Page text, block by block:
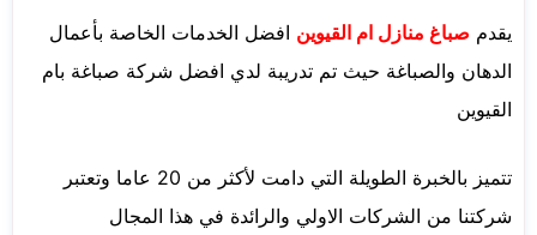
يقدم صباغ منازل ام القيوين افضل الخدمات الخاصة بأعمال
الدهان والصباغة حيث تم تدريبة لدي افضل شركة صباغة بام
القيوين
تتميز بالخبرة الطويلة التي دامت لأكثر من 20 عاما وتعتبر
شركتنا من الشركات الاولي والرائدة في هذا المجال